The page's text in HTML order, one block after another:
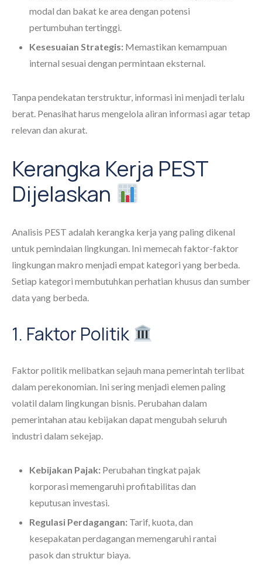
modal dan bakat ke area dengan potensi
pertumbuhan tertinggi.
Kesesuaian Strategis: Memastikan kemampuan
internal sesuai dengan permintaan eksternal.
Tanpa pendekatan terstruktur, informasi ini menjadi terlalu
berat. Penasihat harus mengelola aliran informasi agar tetap
relevan dan akurat.
Kerangka Kerja PEST
Dijelaskan
Analisis PEST adalah kerangka kerja yang paling dikenal
untuk pemindaian lingkungan. Ini memecah faktor-faktor
lingkungan makro menjadi empat kategori yang berbeda.
Setiap kategori membutuhkan perhatian khusus dan sumber
data yang berbeda.
1. Faktor Politik
Faktor politik melibatkan sejauh mana pemerintah terlibat
dalam perekonomian. Ini sering menjadi elemen paling
volatil dalam lingkungan bisnis. Perubahan dalam
pemerintahan atau kebijakan dapat mengubah seluruh
industri dalam sekejap.
Kebijakan Pajak: Perubahan tingkat pajak
korporasi memengaruhi profitabilitas dan
keputusan investasi.
Regulasi Perdagangan: Tarif, kuota, dan
kesepakatan perdagangan memengaruhi rantai
pasok dan struktur biaya.